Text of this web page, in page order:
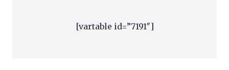
[vartable id=”7191″]